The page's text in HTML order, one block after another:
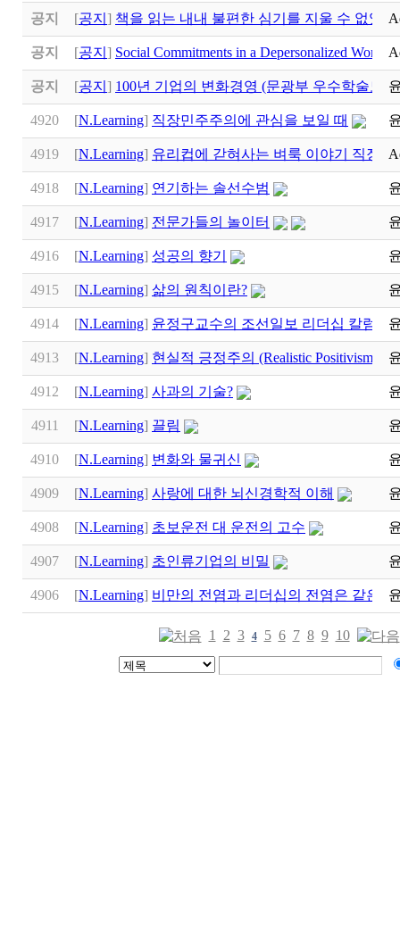
공지 [공지 ] 책을 읽는 내내 불편한 심기를 지울 수 없었다
공지 [공지 ] Social Commitments in a Depersonalized World
공지 [공지 ] 100년 기업의 변화경영 (문광부 우수학술도
4920 [N.Learning] 직장민주주의에 관심을 보일 때
4919 [N.Learning] 유리컵에 갇혀사는 벼룩 이야기 직장생
4918 [N.Learning] 연기하는 솔선수범
4917 [N.Learning] 전문가들의 놀이터
4916 [N.Learning] 성공의 향기
4915 [N.Learning] 삶의 원칙이란?
4914 [N.Learning] 윤정구교수의 조선일보 리더십 칼럼
4913 [N.Learning] 현실적 긍정주의 (Realistic Positivism)의
4912 [N.Learning] 사과의 기술?
4911 [N.Learning] 끌림
4910 [N.Learning] 변화와 물귀신
4909 [N.Learning] 사랑에 대한 뇌신경학적 이해
4908 [N.Learning] 초보운전 대 운전의 고수
4907 [N.Learning] 초인류기업의 비밀
4906 [N.Learning] 비만의 전염과 리더십의 전염은 같은
1 2 3 4 5 6 7 8 9 10